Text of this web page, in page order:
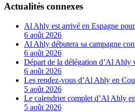
Actualités connexes
Al Ahly est arrivé en Espagne
6 août 2026
Al Ahly débutera sa campagne
6 août 2026
Départ de la délégation d’Al Ahly
6 août 2026
Les rendez-vous d’Al Ahly en
5 août 2026
Le calendrier complet d’Al Ahly
5 août 2026